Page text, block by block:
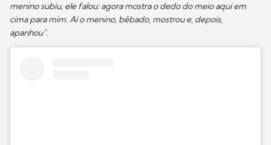
menino subiu, ele falou: agora mostra o dedo do meio aqui em
cima para mim. Aí o menino, bêbado, mostrou e, depois,
apanhou".